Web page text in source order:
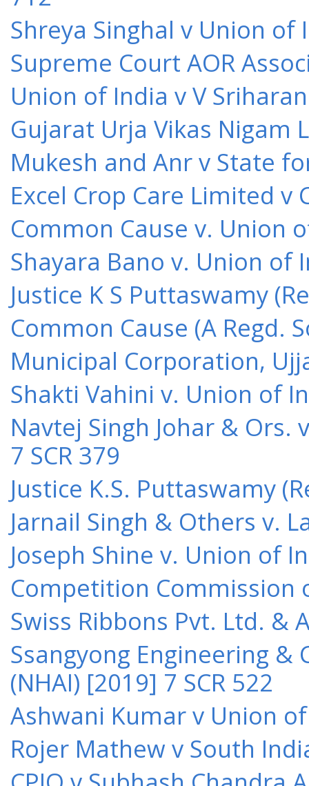
Shreya Singhal v Union of
Supreme Court AOR
Union of India v V
Gujarat Urja Vikas Nigam
Mukesh and Anr v State
Excel Crop Care Limited
Common Cause v. Union
Shayara Bano v. Union of
Justice K S Puttaswamy
Common Cause (A Regd.
Municipal Corporation,
Shakti Vahini v. Union of
Navtej Singh Johar &
7 SCR 379
Justice K.S. Puttaswamy
Jarnail Singh & Others v.
Joseph Shine v. Union of
Competition Commission
Swiss Ribbons Pvt. Ltd. &
Ssangyong Engineering
(NHAI) [2019] 7 SCR 522
Ashwani Kumar v Union
Rojer Mathew v South